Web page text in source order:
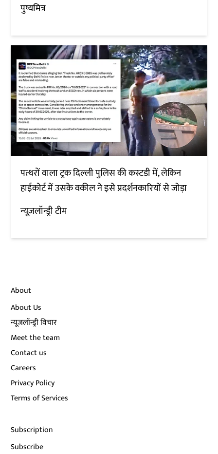
पुष्यमित्र
पत्थरों वाला ट्रक दिल्ली पुलिस की कस्टडी में, लेकिन
हाईकोर्ट में उसके वकील ने इसे प्रदर्शनकारियों से जोड़ा
न्यूज़लॉन्ड्री टीम
About
About Us
न्यूज़लॉन्ड्री विचार
Meet the team
Contact us
Careers
Privacy Policy
Terms of Services
Subscription
Subscribe